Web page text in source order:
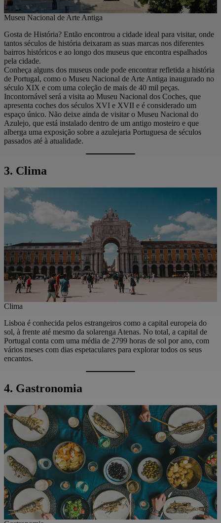
Museu Nacional de Arte Antiga
Gosta de História? Então encontrou a cidade ideal para visitar, onde
tantos séculos de história deixaram as suas marcas nos diferentes
bairros históricos e ao longo dos museus que encontra espalhados
pela cidade.
Conheça alguns dos museus onde pode encontrar refletida a história
de Portugal, como o Museu Nacional de Arte Antiga inaugurado no
século XIX e com uma coleção de mais de 40 mil peças.
Incontornável será a visita ao Museu Nacional dos Coches, que
apresenta coches dos séculos XVI e XVII e é considerado um
espaço único. Não deixe ainda de visitar o Museu Nacional do
Azulejo, que está instalado dentro de um antigo mosteiro e que
alberga uma exposição sobre a azulejaria Portuguesa de séculos
passados até à atualidade.
3. Clima
Clima
Lisboa é conhecida pelos estrangeiros como a capital europeia do
sol, à frente até mesmo da solarenga Atenas. No total, a capital de
Portugal conta com uma média de 2799 horas de sol por ano, com
vários meses com dias espetaculares para explorar todos os seus
encantos.
4. Gastronomia